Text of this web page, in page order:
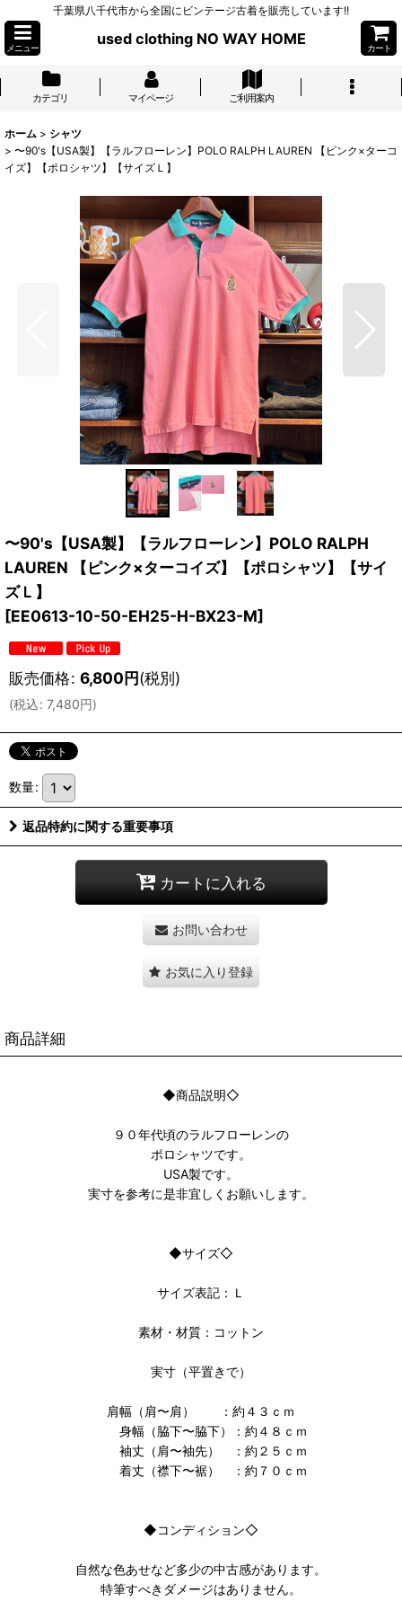
千葉県八千代市から全国にビンテージ古着を販売しています!!
メニュー
used clothing NO WAY HOME
カート
カテゴリ マイページ ご利用案内
ホーム > シャツ
> 〜90's【USA製】【ラルフローレン】POLO RALPH LAUREN 【ピンク×ターコ
イズ】【ポロシャツ】【サイズＬ】
〜90's【USA製】【ラルフローレン】POLO RALPH
LAUREN 【ピンク×ターコイズ】【ポロシャツ】【サイ
ズＬ】
[EE0613-10-50-EH25-H-BX23-M]
販売価格: 6,800円(税別)
(税込: 7,480円)
数量:
返品特約に関する重要事項
カートに入れる
お問い合わせ
お気に入り登録
商品詳細
◆商品説明◇
９０年代頃のラルフローレンの
ポロシャツです。
USA製です。
実寸を参考に是非宜しくお願いします。
◆サイズ◇
サイズ表記：Ｌ
素材・材質：コットン
実寸（平置きで）
肩幅（肩〜肩） ：約４３ｃｍ
身幅（脇下〜脇下）：約４８ｃｍ
袖丈（肩〜袖先） ：約２５ｃｍ
着丈（襟下〜裾） ：約７０ｃｍ
◆コンディション◇
自然な色あせなど多少の中古感があります。
特筆すべきダメージはありません。